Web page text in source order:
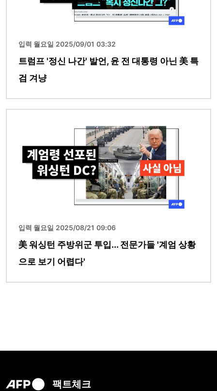
입력 월요일 2025/09/01 03:32
트럼프 '정신 나간' 발언, 윤 전 대통령 아닌 美 특
검 겨냥
입력 월요일 2025/08/21 09:06
美 워싱턴 주방위군 투입... 전문가들 '계엄 상황
으로 보기 어렵다'
팩트체크